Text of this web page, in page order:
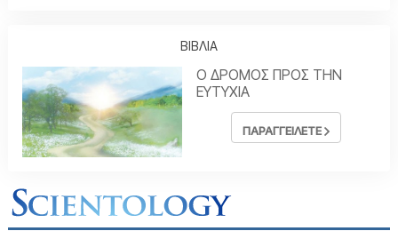
ΒΙΒΛΙΑ
Ο ΔΡΟΜΟΣ ΠΡΟΣ ΤΗΝ
ΕΥΤΥΧΙΑ
ΠΑΡΑΓΓΕΙΛΕΤΕ